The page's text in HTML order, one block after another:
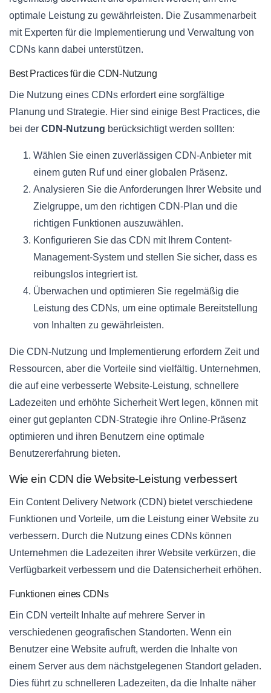
optimale Leistung zu gewährleisten. Die Zusammenarbeit
mit Experten für die Implementierung und Verwaltung von
CDNs kann dabei unterstützen.
Best Practices für die CDN-Nutzung
Die Nutzung eines CDNs erfordert eine sorgfältige
Planung und Strategie. Hier sind einige Best Practices, die
bei der CDN-Nutzung berücksichtigt werden sollten:
Wählen Sie einen zuverlässigen CDN-Anbieter mit
einem guten Ruf und einer globalen Präsenz.
Analysieren Sie die Anforderungen Ihrer Website und
Zielgruppe, um den richtigen CDN-Plan und die
richtigen Funktionen auszuwählen.
Konfigurieren Sie das CDN mit Ihrem Content-
Management-System und stellen Sie sicher, dass es
reibungslos integriert ist.
Überwachen und optimieren Sie regelmäßig die
Leistung des CDNs, um eine optimale Bereitstellung
von Inhalten zu gewährleisten.
Die CDN-Nutzung und Implementierung erfordern Zeit und
Ressourcen, aber die Vorteile sind vielfältig. Unternehmen,
die auf eine verbesserte Website-Leistung, schnellere
Ladezeiten und erhöhte Sicherheit Wert legen, können mit
einer gut geplanten CDN-Strategie ihre Online-Präsenz
optimieren und ihren Benutzern eine optimale
Benutzererfahrung bieten.
Wie ein CDN die Website-Leistung verbessert
Ein Content Delivery Network (CDN) bietet verschiedene
Funktionen und Vorteile, um die Leistung einer Website zu
verbessern. Durch die Nutzung eines CDNs können
Unternehmen die Ladezeiten ihrer Website verkürzen, die
Verfügbarkeit verbessern und die Datensicherheit erhöhen.
Funktionen eines CDNs
Ein CDN verteilt Inhalte auf mehrere Server in
verschiedenen geografischen Standorten. Wenn ein
Benutzer eine Website aufruft, werden die Inhalte von
einem Server aus dem nächstgelegenen Standort geladen.
Dies führt zu schnelleren Ladezeiten, da die Inhalte näher